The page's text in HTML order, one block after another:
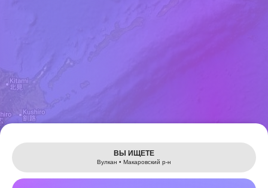
Leaflet
ВЫ ИЩЕТЕ
Вулкан • Макаровский р-н